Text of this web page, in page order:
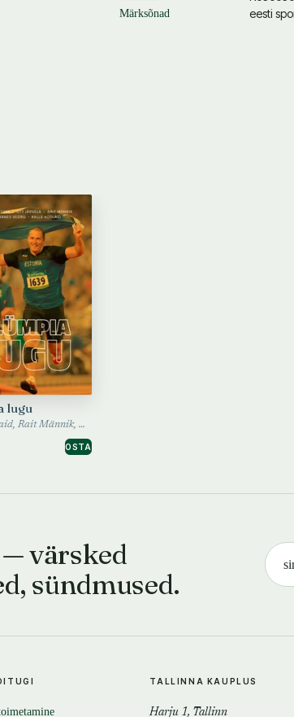
Märksõnad eesti
lugu
Kalle Voolaid, Rait Männik, Ott Järvela, Kaarel Antons, Johannes Vedru · 2023
OSTA
värsked
sündmused.
TALLINNA KAUPLUS
Harju 1, Tallinn